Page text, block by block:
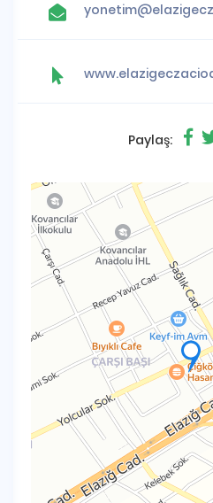
Paylaş: